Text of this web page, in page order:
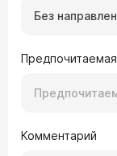
Без
Комментарий